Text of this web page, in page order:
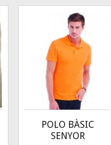
POLO BÀSIC
SENYOR